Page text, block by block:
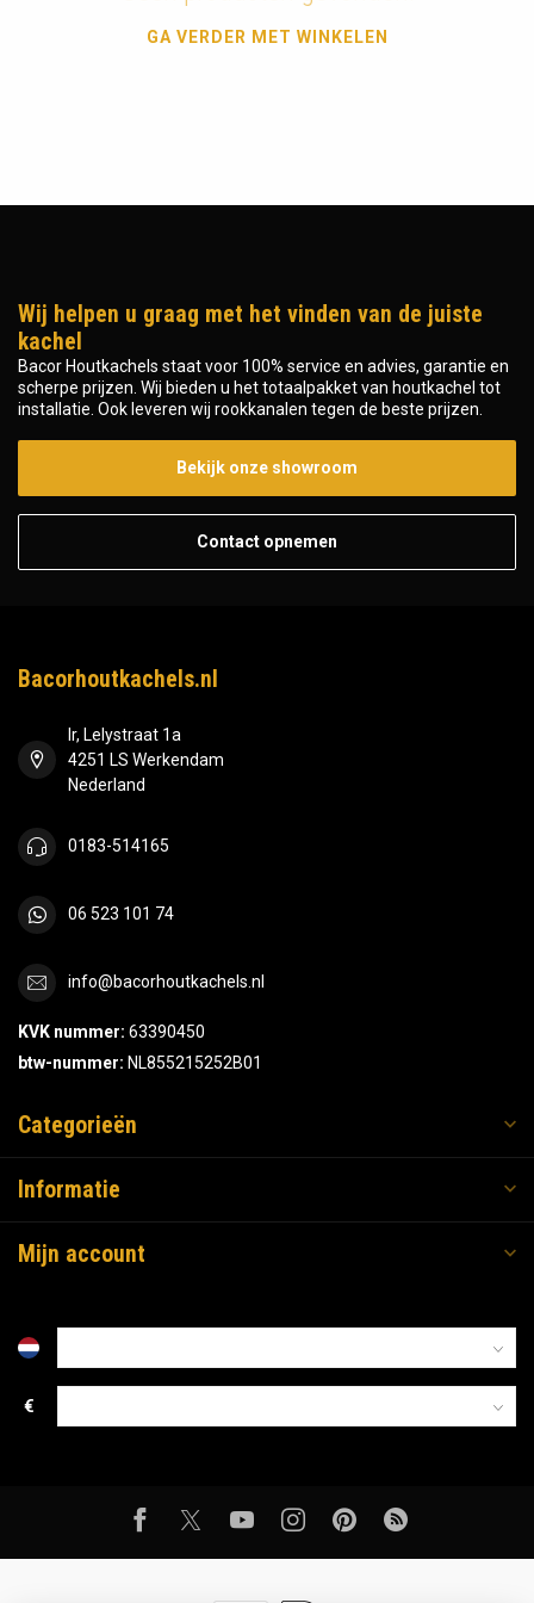
GA VERDER MET WINKELEN
Wij helpen u graag met het vinden van de juiste
kachel
Bacor Houtkachels staat voor 100% service en advies, garantie en
scherpe prijzen. Wij bieden u het totaalpakket van houtkachel tot
installatie. Ook leveren wij rookkanalen tegen de beste prijzen.
Bekijk onze showroom
Contact opnemen
Bacorhoutkachels.nl
Ir, Lelystraat 1a
4251 LS Werkendam
Nederland
0183-514165
06 523 101 74
info@bacorhoutkachels.nl
KVK nummer: 63390450
btw-nummer: NL855215252B01
Categorieën
Informatie
Mijn account
€